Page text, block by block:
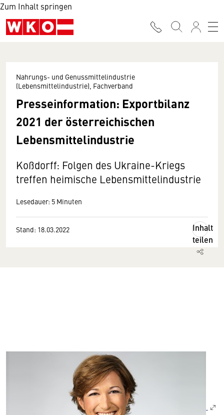
Zum Inhalt springen
Nahrungs- und Genussmittelindustrie
(Lebensmittelindustrie), Fachverband
Presseinformation: Exportbilanz
2021 der österreichischen
Lebensmittelindustrie
Koßdorff: Folgen des Ukraine-Kriegs
treffen heimische Lebensmittelindustrie
Lesedauer: 5 Minuten
Stand: 18.03.2022
Inhalt
teilen